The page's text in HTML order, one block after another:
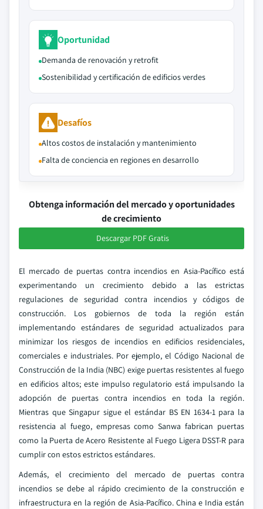
Oportunidad
Demanda de renovación y retrofit
Sostenibilidad y certificación de edificios verdes
Desafíos
Altos costos de instalación y mantenimiento
Falta de conciencia en regiones en desarrollo
Obtenga información del mercado y oportunidades
de crecimiento
Descargar PDF Gratis
El mercado de puertas contra incendios en Asia-Pacífico está
experimentando un crecimiento debido a las estrictas
regulaciones de seguridad contra incendios y códigos de
construcción. Los gobiernos de toda la región están
implementando estándares de seguridad actualizados para
minimizar los riesgos de incendios en edificios residenciales,
comerciales e industriales. Por ejemplo, el Código Nacional de
Construcción de la India (NBC) exige puertas resistentes al fuego
en edificios altos; este impulso regulatorio está impulsando la
adopción de puertas contra incendios en toda la región.
Mientras que Singapur sigue el estándar BS EN 1634-1 para la
resistencia al fuego, empresas como Sanwa fabrican puertas
como la Puerta de Acero Resistente al Fuego Ligera DSST-R para
cumplir con estos estrictos estándares.
Además, el crecimiento del mercado de puertas contra
incendios se debe al rápido crecimiento de la construcción e
infraestructura en la región de Asia-Pacífico. China e India están